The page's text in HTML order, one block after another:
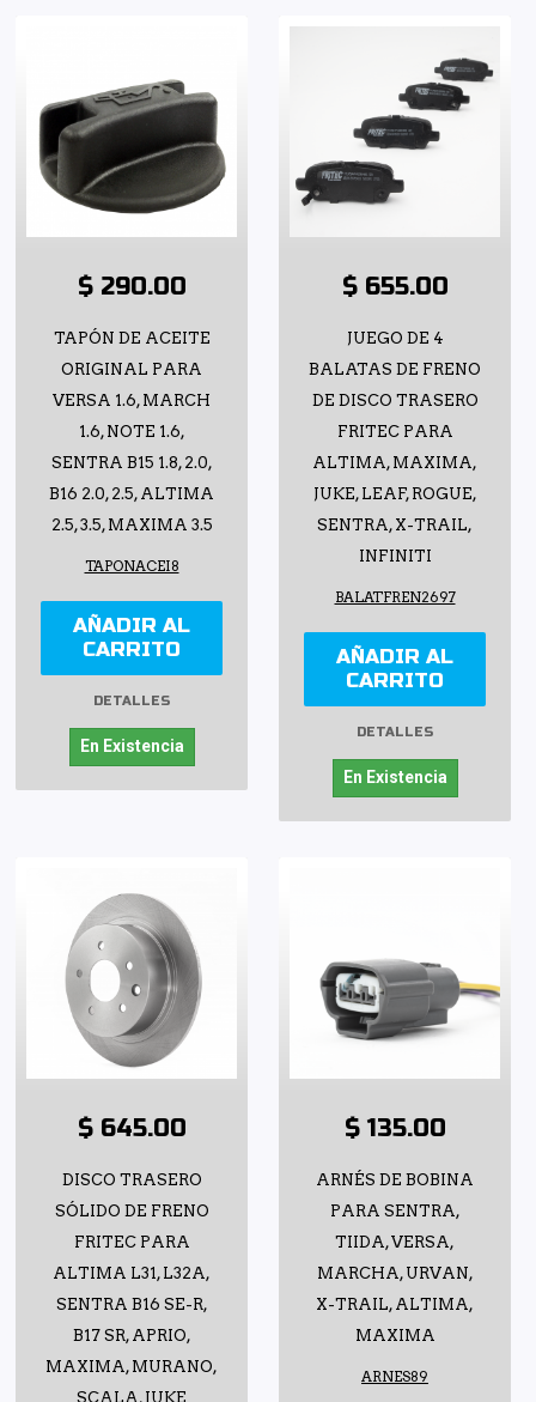
$ 290.00
TAPÓN DE ACEITE
ORIGINAL PARA
VERSA 1.6, MARCH
1.6, NOTE 1.6,
SENTRA B15 1.8, 2.0,
B16 2.0, 2.5, ALTIMA
2.5, 3.5, MAXIMA 3.5
TAPONACEI8
AÑADIR AL
CARRITO
DETALLES
En Existencia
$ 655.00
JUEGO DE 4
BALATAS DE FRENO
DE DISCO TRASERO
FRITEC PARA
ALTIMA, MAXIMA,
JUKE, LEAF, ROGUE,
SENTRA, X-TRAIL,
INFINITI
BALATFREN2697
AÑADIR AL
CARRITO
DETALLES
En Existencia
$ 645.00
DISCO TRASERO
SÓLIDO DE FRENO
FRITEC PARA
ALTIMA L31, L32A,
SENTRA B16 SE-R,
B17 SR, APRIO,
MAXIMA, MURANO,
SCALA, JUKE
$ 135.00
ARNÉS DE BOBINA
PARA SENTRA,
TIIDA, VERSA,
MARCHA, URVAN,
X-TRAIL, ALTIMA,
MAXIMA
ARNES89